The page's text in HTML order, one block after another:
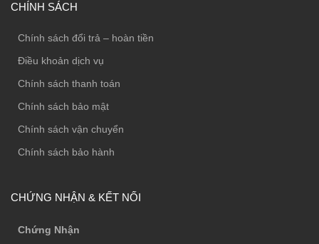
CHÍNH SÁCH
Chính sách đổi trả – hoàn tiền
Điều khoản dịch vụ
Chính sách thanh toán
Chính sách bảo mật
Chính sách vận chuyển
Chính sách bảo hành
CHỨNG NHẬN & KẾT NỐI
Chứng Nhận